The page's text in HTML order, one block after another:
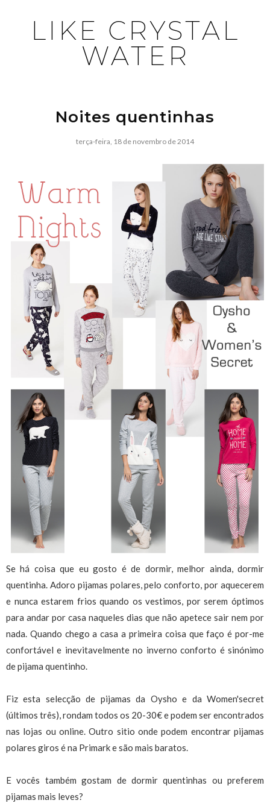
LIKE CRYSTAL
WATER
Noites quentinhas
terça-feira, 18 de novembro de 2014
Se há coisa que eu gosto é de dormir, melhor ainda, dormir
quentinha. Adoro pijamas polares, pelo conforto, por aquecerem
e nunca estarem frios quando os vestimos, por serem óptimos
para andar por casa naqueles dias que não apetece sair nem por
nada. Quando chego a casa a primeira coisa que faço é por-me
confortável e inevitavelmente no inverno conforto é sinónimo
de pijama quentinho.
Fiz esta selecção de pijamas da Oysho e da Women'secret
(últimos três), rondam todos os 20-30€ e podem ser encontrados
nas lojas ou online. Outro sitio onde podem encontrar pijamas
polares giros é na Primark e são mais baratos.
E vocês também gostam de dormir quentinhas ou preferem
pijamas mais leves?